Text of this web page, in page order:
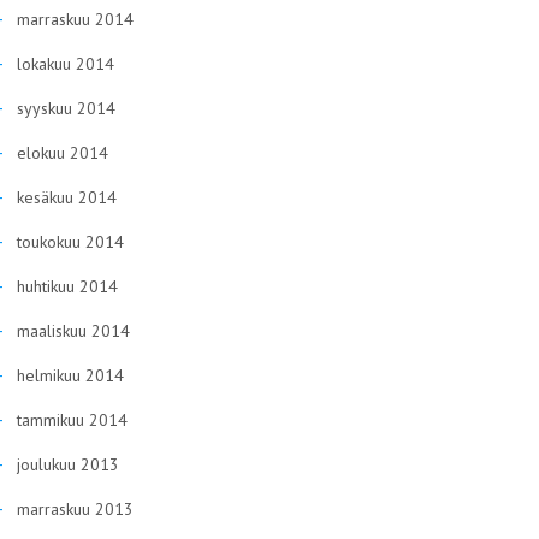
marraskuu 2014
lokakuu 2014
syyskuu 2014
elokuu 2014
kesäkuu 2014
toukokuu 2014
huhtikuu 2014
maaliskuu 2014
helmikuu 2014
tammikuu 2014
joulukuu 2013
marraskuu 2013